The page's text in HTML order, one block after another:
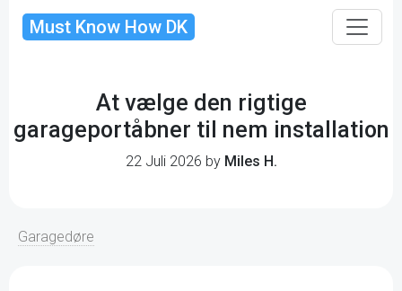
Must Know How DK
At vælge den rigtige
garageportåbner til nem installation
22 Juli 2026 by Miles H.
Garagedøre